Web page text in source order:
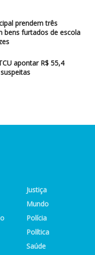
prendem três
bens furtados de escola
apontar R$ 55,4
Justiça
Mundo
Polícia
Política
Saúde